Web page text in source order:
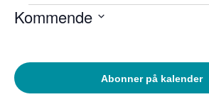
Kommende
Abonner på kalender